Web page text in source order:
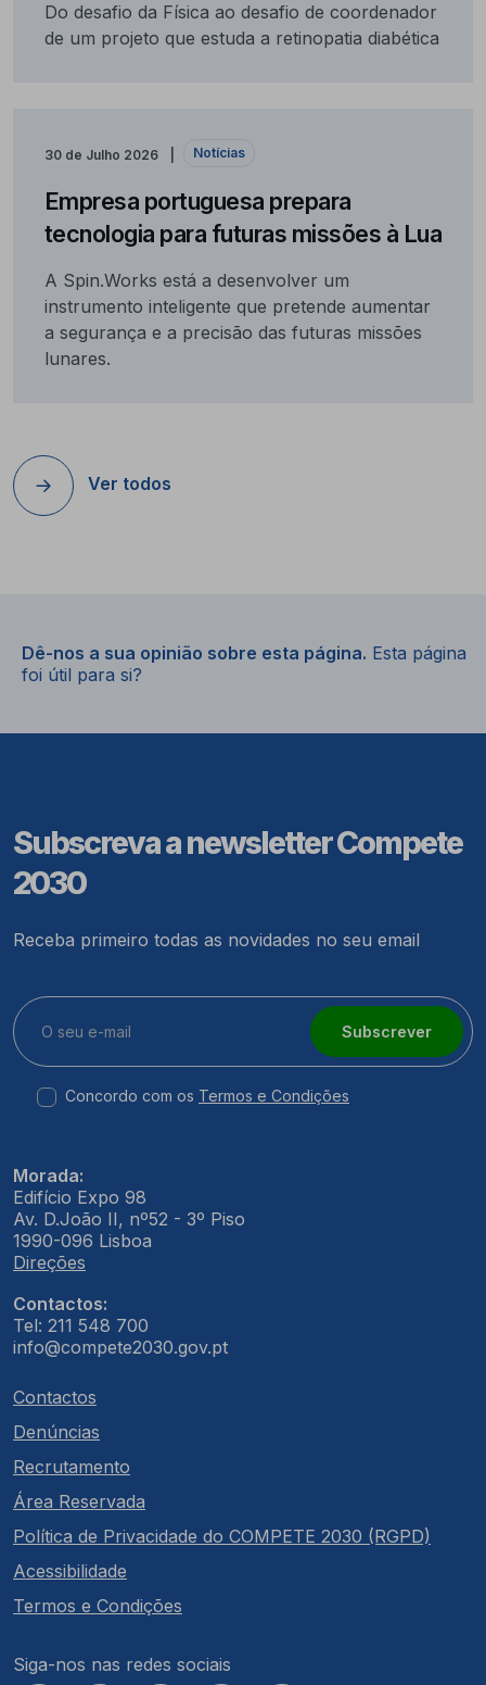
Do desafio da Física ao desafio de coordenador
de um projeto que estuda a retinopatia diabética
30 de Julho 2026 Notícias
Empresa portuguesa prepara
tecnologia para futuras missões à Lua
A Spin.Works está a desenvolver um
instrumento inteligente que pretende aumentar
a segurança e a precisão das futuras missões
lunares.
Ver todos
Dê-nos a sua opinião sobre esta página. Esta página
foi útil para si?
Subscreva a newsletter Compete
2030
Receba primeiro todas as novidades no seu email
Subscrever
Concordo com os Termos e Condições
Morada:
Edifício Expo 98
Av. D.João II, nº52 - 3º Piso
1990-096 Lisboa
Direções
Contactos:
Tel: 211 548 700
info@compete2030.gov.pt
Contactos
Denúncias
Recrutamento
Área Reservada
Política de Privacidade do COMPETE 2030 (RGPD)
Acessibilidade
Termos e Condições
Siga-nos nas redes sociais